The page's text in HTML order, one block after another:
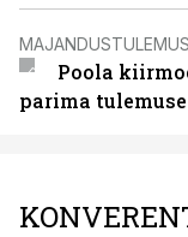
Poola
parima tulemuse